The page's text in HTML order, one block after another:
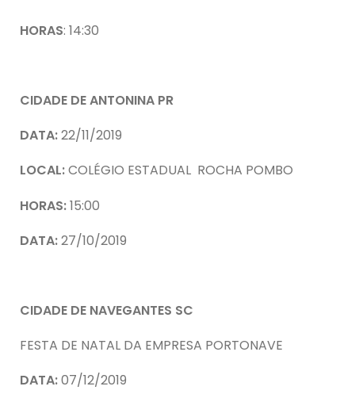
HORAS: 14:30
CIDADE DE ANTONINA PR
DATA:22/11/2019
LOCAL:COLÉGIO ESTADUAL ROCHA POMBO
HORAS:15:00
DATA:27/10/2019
CIDADE DE NAVEGANTES SC
FESTA DE NATAL DA EMPRESA PORTONAVE
DATA:07/12/2019